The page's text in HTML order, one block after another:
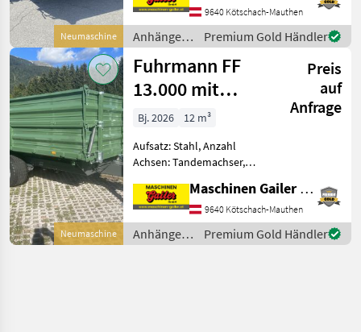
Neumaschine
Bremse, autom. Rückwand,
Pendel-Bordwände,
Typenschein,
Sattelstützwinde Neuer
Tandem-3
9640 Kötschach-Mauthen
Anhänger /
Fuhrmann
Premium Gold Händler
Neumaschine
Fuhrmann FF
13.000 mit
Schotterklappe
Preis
auf
Anfrage
Bj. 2026
12 m³
Aufsatz: Stahl, Anzahl
Achsen: Tandemachser,
Kipper, Bremse:
Druckluftbremse, Pendel-
Bordwände, Typenschein,
Sattelstützwinde,
Maschinen Gailer GmbH
9640 Kötschach-Mauthen
Anhänger /
Fuhrmann
Premium Gold Händler